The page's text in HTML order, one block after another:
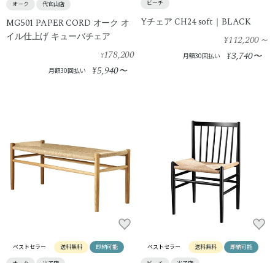
オーク 代官山店
MG501 PAPER CORD オーク オ
イル仕上げ キューバチェア
¥178,200
月額30回払い ¥5,940〜
ビーチ
Yチェア CH24 soft｜BLACK
¥112,200～
月額30回払い ¥3,740〜
ベストセラー 送料無料 即納可能 ベストセラー 送料無料 即納可能